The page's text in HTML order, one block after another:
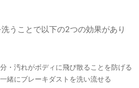
うことで以下の2つの効果があり
・汚れがボディに飛び散ることを防げる
緒にブレーキダストを洗い流せる